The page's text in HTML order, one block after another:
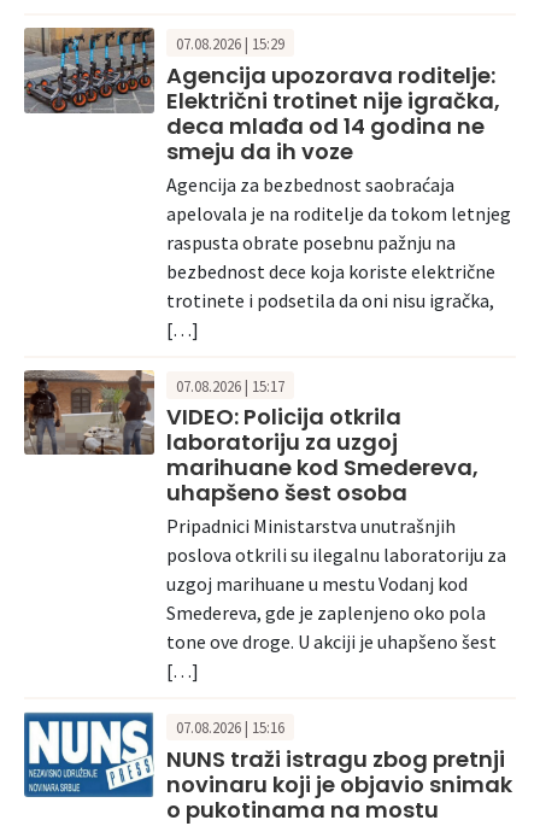
07.08.2026 | 15:29
Agencija upozorava roditelje:
Električni trotinet nije igračka,
deca mlađa od 14 godina ne
smeju da ih voze
Agencija za bezbednost saobraćaja
apelovala je na roditelje da tokom letnjeg
raspusta obrate posebnu pažnju na
bezbednost dece koja koriste električne
trotinete i podsetila da oni nisu igračka,
[…]
07.08.2026 | 15:17
VIDEO: Policija otkrila
laboratoriju za uzgoj
marihuane kod Smedereva,
uhapšeno šest osoba
Pripadnici Ministarstva unutrašnjih
poslova otkrili su ilegalnu laboratoriju za
uzgoj marihuane u mestu Vodanj kod
Smedereva, gde je zaplenjeno oko pola
tone ove droge. U akciji je uhapšeno šest
[…]
07.08.2026 | 15:16
NUNS traži istragu zbog pretnji
novinaru koji je objavio snimak
o pukotinama na mostu